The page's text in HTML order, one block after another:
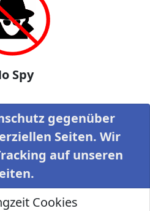
Spy
gegenüber
Seiten. Wir
auf unseren
Cookies